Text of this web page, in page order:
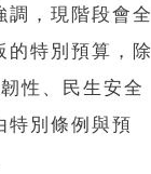
調，現階段會全
的特別預算，除
性、民生安全
特別條例與預